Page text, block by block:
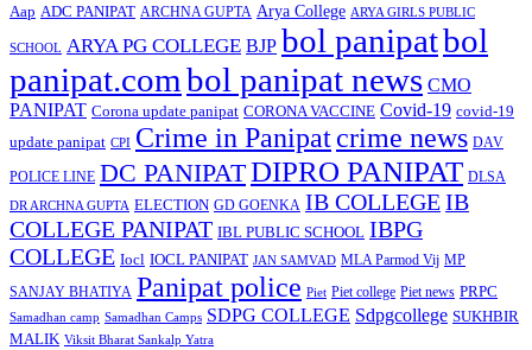
Aap ADC PANIPAT ARCHNA GUPTA Arya College ARYA GIRLS PUBLIC
SCHOOL ARYA PG COLLEGE BJP bol panipatbol
panipat.combol panipat news CMO
PANIPAT Corona update panipat CORONA VACCINE Covid-19 covid-19
update panipat CPI Crime in Panipatcrime news DAV
POLICE LINE DC PANIPATDIPRO PANIPAT DLSA
DR ARCHNA GUPTA ELECTION GD GOENKA IB COLLEGEIB
COLLEGE PANIPAT IBL PUBLIC SCHOOL IBPG
COLLEGE Iocl IOCL PANIPAT JAN SAMVAD MLA Parmod Vij MP
SANJAY BHATIYA Panipat police Piet Piet college Piet news PRPC
Samadhan camp Samadhan Camps SDPG COLLEGE Sdpgcollege SUKHBIR
MALIK Viksit Bharat Sankalp Yatra